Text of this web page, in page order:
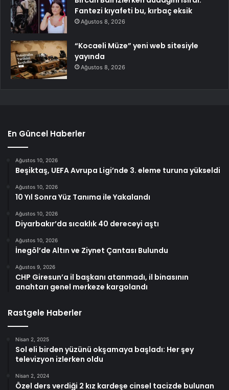
Fantezi kıyafeti bu, kırbaç eksik
Ağustos 8, 2026
“Kocaeli Müze” yeni web sitesiyle
yayında
Ağustos 8, 2026
En Güncel Haberler
Ağustos 10, 2026
Beşiktaş, UEFA Avrupa Ligi’nde 3. eleme turuna yükseldi
Ağustos 10, 2026
10 Yıl Sonra Yüz Tanıma ile Yakalandı
Ağustos 10, 2026
Diyarbakır’da sıcaklık 40 dereceyi aştı
Ağustos 10, 2026
İnegöl’de Altın ve Ziynet Çantası Bulundu
Ağustos 9, 2026
CHP Giresun’a il başkanı atanmadı, il binasının
anahtarı genel merkeze kargolandı
Rastgele Haberler
Nisan 2, 2025
Sol eli birden yüzünü okşamaya başladı: Her şey
televizyon izlerken oldu
Nisan 2, 2024
Özel ders verdiği 2 kız kardeşe cinsel tacizde bulunan